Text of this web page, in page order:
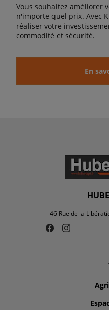
Vous souhaitez améliorer
n'importe quel prix. Avec
réaliser votre
commodité et sécurité.
En
46 Rue de la